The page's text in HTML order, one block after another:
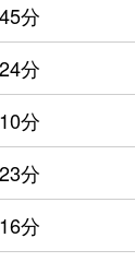
分
分
分
分
分